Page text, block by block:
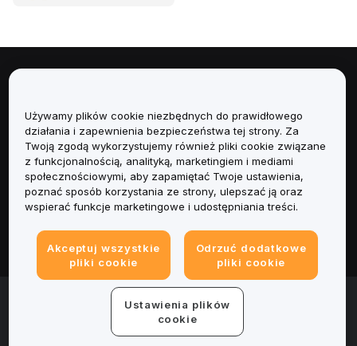
Usługi
Obsługa Klienta
Produkty
Informacje prawne
© 2025-2026 Bybit.eu. All rights reserved.
Warunki świadczenia usług | Polityka Prywatności
firmy (Impressum)
Centrum preferencji plików cookie
Używamy plików cookie niezbędnych do prawidłowego
działania i zapewnienia bezpieczeństwa tej strony. Za
Twoją zgodą wykorzystujemy również pliki cookie związane
z funkcjonalnością, analityką, marketingiem i mediami
społecznościowymi, aby zapamiętać Twoje ustawienia,
poznać sposób korzystania ze strony, ulepszać ją oraz
wspierać funkcje marketingowe i udostępniania treści.
Akceptuj wszystkie
pliki cookie
Odrzuć dodatkowe
pliki cookie
Ustawienia plików
cookie